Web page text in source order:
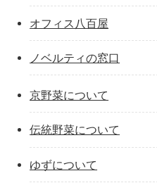
オフィス八百屋
ノベルティの窓口
京野菜について
伝統野菜について
ゆずについて